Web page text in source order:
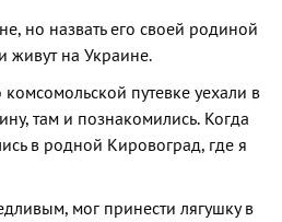
но назвать его своей родиной
живут на Украине.
путевке уехали в
там и познакомились. Когда
в родной Кировоград, где я
мог принести лягушку в